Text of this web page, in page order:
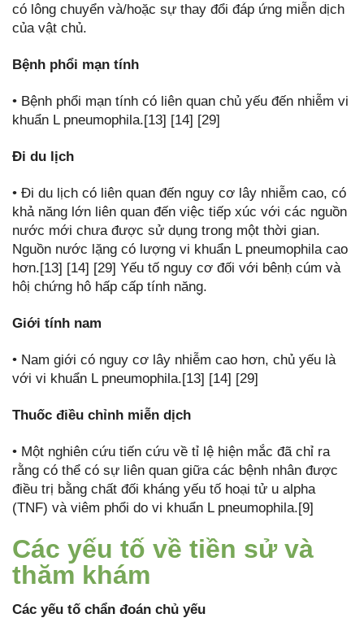
có lông chuyển và/hoặc sự thay đổi đáp ứng miễn dịch
của vật chủ.
Bệnh phổi mạn tính
• Bệnh phổi mạn tính có liên quan chủ yếu đến nhiễm vi
khuẩn L pneumophila.[13] [14] [29]
Đi du lịch
• Đi du lịch có liên quan đến nguy cơ lây nhiễm cao, có
khả năng lớn liên quan đến việc tiếp xúc với các nguồn
nước mới chưa được sử dụng trong một thời gian.
Nguồn nước lặng có lượng vi khuẩn L pneumophila cao
hơn.[13] [14] [29] Yếu tố nguy cơ đối với bênḥ cúm và
hôị chứng hô hấp cấp tính năng̣.
Giới tính nam
• Nam giới có nguy cơ lây nhiễm cao hơn, chủ yếu là
với vi khuẩn L pneumophila.[13] [14] [29]
Thuốc điều chỉnh miễn dịch
• Một nghiên cứu tiến cứu về tỉ lệ hiện mắc đã chỉ ra
rằng có thể có sự liên quan giữa các bệnh nhân được
điều trị bằng chất đối kháng yếu tố hoại tử u alpha
(TNF) và viêm phổi do vi khuẩn L pneumophila.[9]
Các yếu tố về tiền sử và
thăm khám
Các yếu tố chẩn đoán chủ yếu